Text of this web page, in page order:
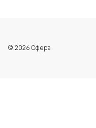
© 2026 Сфера